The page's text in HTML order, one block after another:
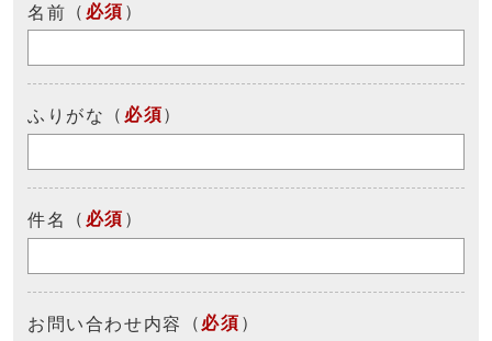
名前 （ 必須 ）
ふりがな （ 必須）
件名 （ 必須 ）
お問い合わせ内容 （ 必須 ）